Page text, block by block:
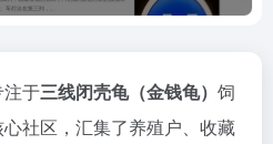
于‌三线闭壳龟（金钱龟） ‌饲
社区，汇集了养殖户、收藏